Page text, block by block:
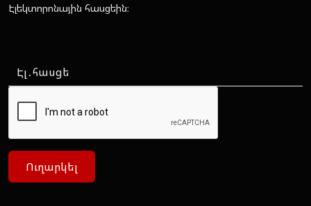
Էլեկտորոնային հասցեին։
Ուղարկել